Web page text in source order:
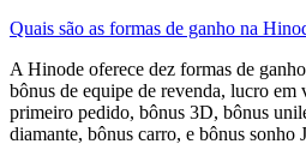
Quais são as formas de ganho na
A Hinode oferece dez formas de
bônus de equipe de revenda, lucro em
primeiro pedido, bônus 3D, bônus
diamante, bônus carro, e bônus sonho